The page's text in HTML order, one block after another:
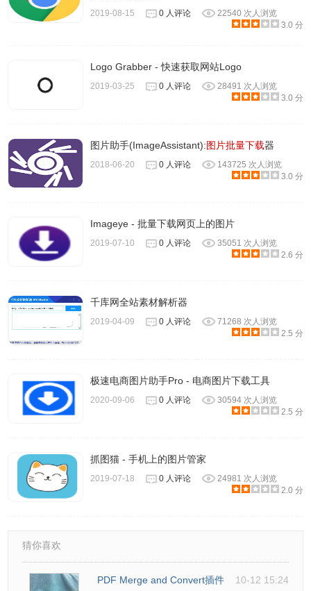
2019-08-15 0 人评论
22540 次人浏览
3.0 分
Logo Grabber - 快速获取网站Logo
2019-03-25 0 人评论
28491 次人浏览
3.0 分
图片助手(ImageAssistant):图片批量下载器
2018-06-20 0 人评论
143725 次人浏览
3.0 分
Imageye - 批量下载网页上的图片
2019-07-10 0 人评论
35051 次人浏览
2.6 分
千库网全站素材解析器
2019-04-09 0 人评论
71268 次人浏览
2.5 分
极速电商图片助手Pro - 电商图片下载工具
2020-09-06 0 人评论
30594 次人浏览
2.5 分
抓图猫 - 手机上的图片管家
2019-07-18 0 人评论
24981 次人浏览
2.0 分
猜你喜欢
PDF Merge and Convert插件 10-12 15:24